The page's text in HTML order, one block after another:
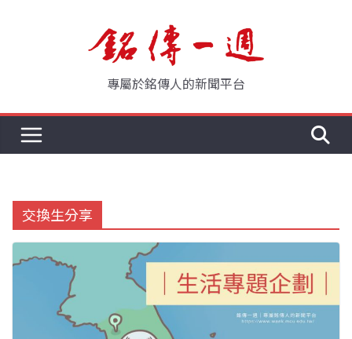
專屬於銘傳人的新聞平台
交換生分享